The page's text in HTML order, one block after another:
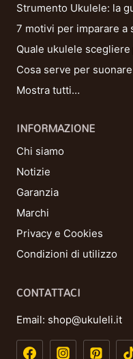
Strumento Ukulele: la
7 motivi per imparare a
Quale ukulele
Cosa serve per suonare
Mostra tutti…
INFORMAZIONE
Chi siamo
Notizie
Garanzia
Marchi
Privacy e Cookies
Condizioni di utilizzo
CONTATTACI
Email: shop@ukuleli.it